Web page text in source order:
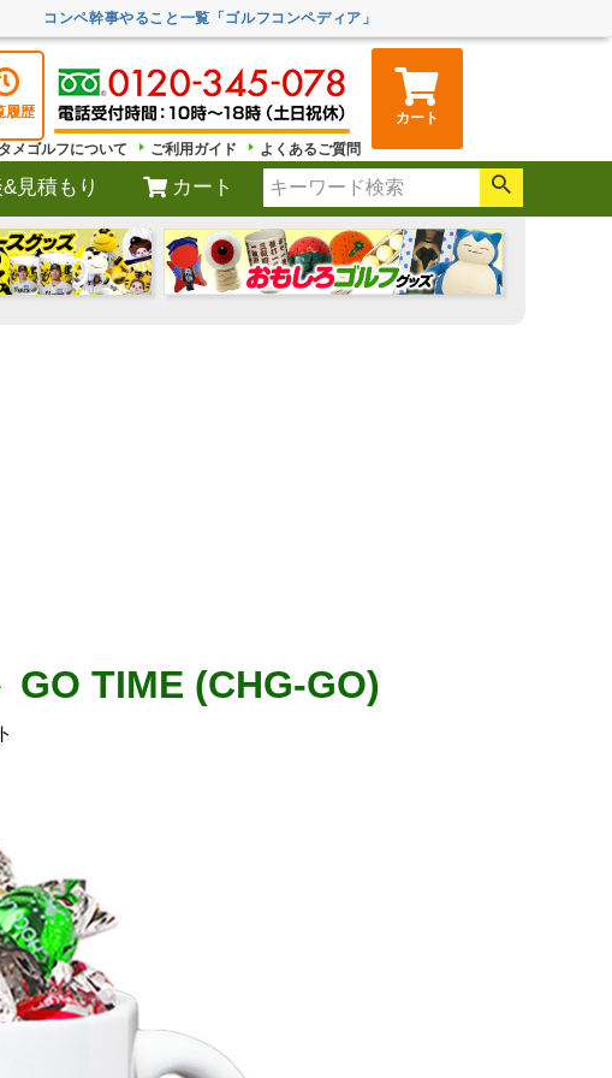
コンペ幹事やること一覧「ゴルフコンペディア」
履歴
カート
メゴルフについて ご利用ガイド よくあるご質問
見積もり カート
TIME (CHG-GO)